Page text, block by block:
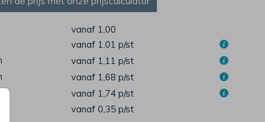
vanaf 1,00
vanaf 1,01 p/st
vanaf 1,11 p/st
vanaf 1,68 p/st
vanaf 1,74 p/st
vanaf 0,35 p/st